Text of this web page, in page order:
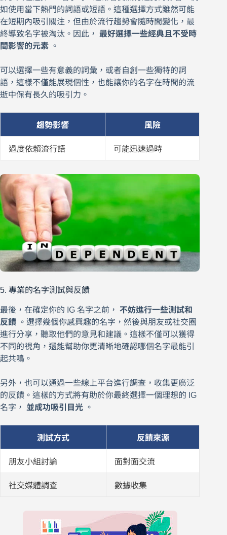
如使用當下熱門的詞語或短語。這種選擇方式雖然可能
在短期內吸引關注，但由於流行趨勢會隨時間變化，最
終導致名字被淘汰。因此， 最好選擇一些經典且不受時
間影響的元素 。
可以選擇一些有意義的詞彙，或者自創一些獨特的詞
語，這樣不僅能展現個性，也能讓你的名字在時間的流
逝中保有長久的吸引力。
趨勢影響 風險
過度依賴流行語 可能迅速過時
5. 專業的名字測試與反饋
最後，在確定你的 IG 名字之前， 不妨進行一些測試和
反饋 。選擇幾個你感興趣的名字，然後與朋友或社交圈
進行分享，聽取他們的意見和建議。這樣不僅可以獲得
不同的視角，還能幫助你更清晰地確認哪個名字最能引
起共鳴。
另外，也可以通過一些線上平台進行調查，收集更廣泛
的反饋。這樣的方式將有助於你最終選擇一個理想的 IG
名字，
並成功吸引目光 。
測試方式 反饋來源
朋友小組討論 面對面交流
社交媒體調查 數據收集